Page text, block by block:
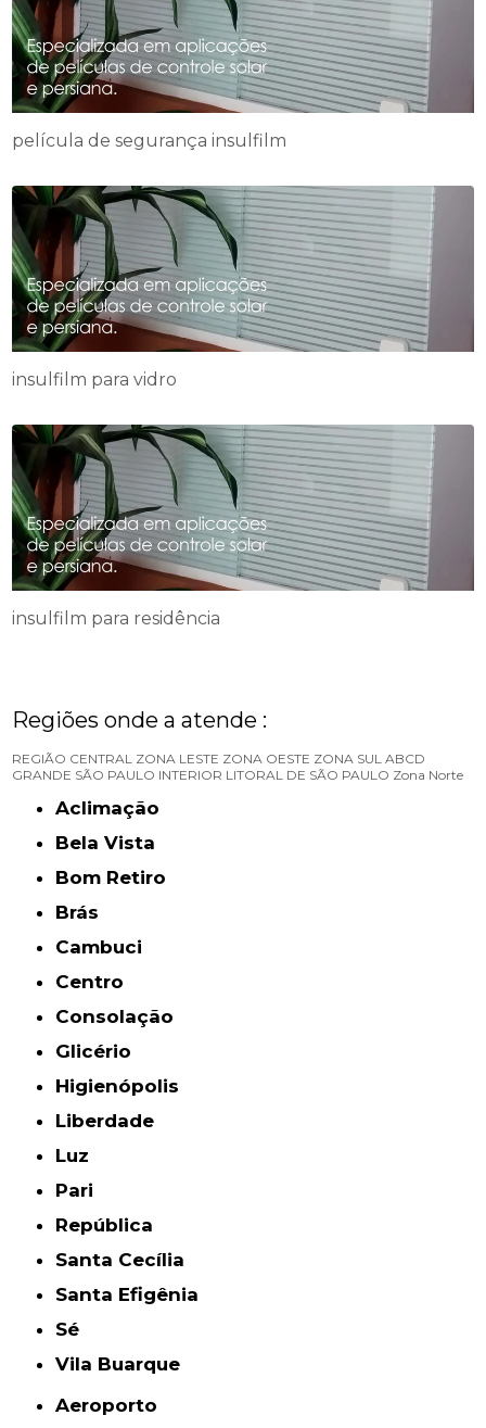
película de segurança insulfilm
insulfilm para vidro
insulfilm para residência
Regiões onde a atende :
REGIÃO CENTRAL ZONA LESTE ZONA OESTE ZONA SUL ABCD
GRANDE SÃO PAULO INTERIOR LITORAL DE SÃO PAULO Zona Norte
Aclimação
Bela Vista
Bom Retiro
Brás
Cambuci
Centro
Consolação
Glicério
Higienópolis
Liberdade
Luz
Pari
República
Santa Cecília
Santa Efigênia
Sé
Vila Buarque
Aeroporto